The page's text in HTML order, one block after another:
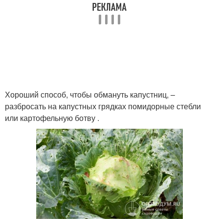
Хороший способ, чтобы обмануть капустниц, –
разбросать на капустных грядках помидорные стебли
или картофельную ботву .